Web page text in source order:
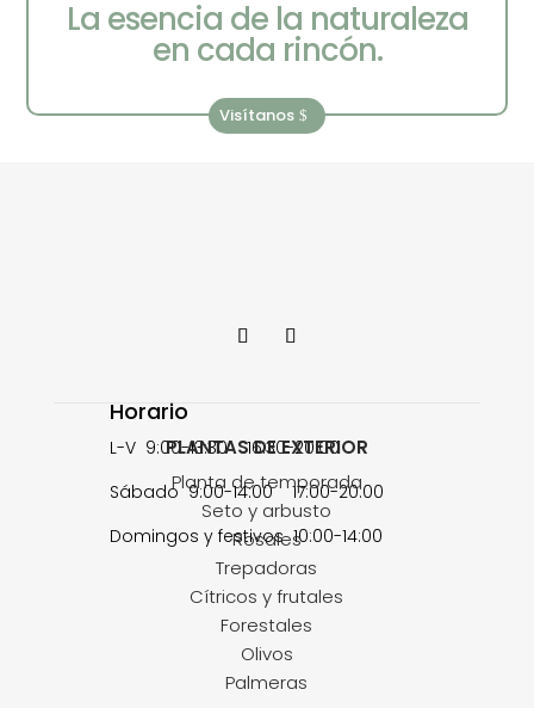
La esencia de la naturaleza
en cada rincón.
Visítanos
Horario
L-V 9:00-13:30 16:30-20:00
Sábado 9:00-14:00 17:00-20:00
Domingos y festivos 10:00-14:00
PLANTAS DE EXTERIOR
Planta de temporada
Seto y arbusto
Rosales
Trepadoras
Cítricos y frutales
Forestales
Olivos
Palmeras